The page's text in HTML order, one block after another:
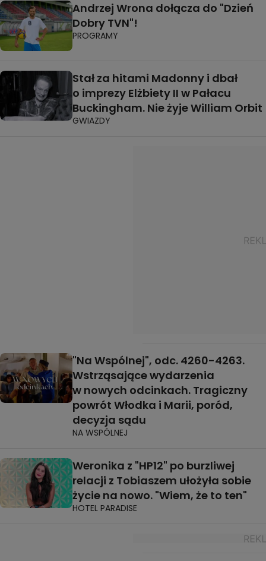
Andrzej Wrona dołącza do "Dzień
Dobry TVN"!
PROGRAMY
Stał za hitami Madonny i dbał
o imprezy Elżbiety II w Pałacu
Buckingham. Nie żyje William Orbit
GWIAZDY
"Na Wspólnej", odc. 4260-4263.
Wstrząsające wydarzenia
w nowych odcinkach. Tragiczny
powrót Włodka i Marii, poród,
decyzja sądu
NA WSPÓLNEJ
Weronika z "HP12" po burzliwej
relacji z Tobiaszem ułożyła sobie
życie na nowo. "Wiem, że to ten"
HOTEL PARADISE